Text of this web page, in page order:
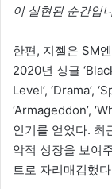
이 실현된 순간입
한편, 지젤은 SM
2020년 싱글
Level’, ‘Drama’,
‘Armageddon’,
인기를 얻었다. 최
악적 성장을 보여
트로 자리매김했